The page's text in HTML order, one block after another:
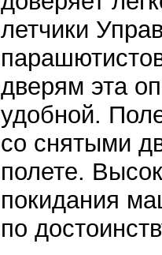
летчики
дверям эта
удобной.
со снятыми
полете.
покидания
по